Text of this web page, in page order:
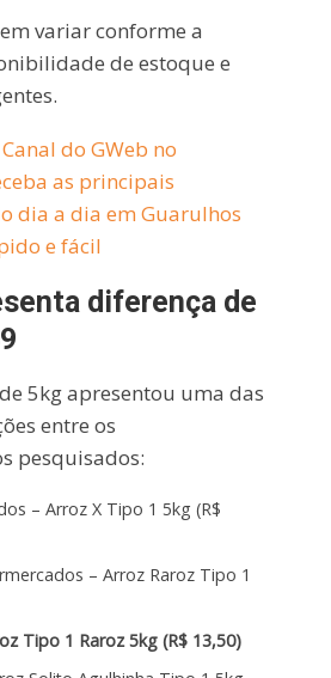
variar conforme a
de estoque e
do GWeb no
as principais
dia a dia em Guarulhos
e fácil
diferença de
5kg apresentou uma das
entre os
pesquisados:
– Arroz X Tipo 1 5kg (R$
– Arroz Raroz Tipo 1
Tipo 1 Raroz 5kg (R$ 13,50)